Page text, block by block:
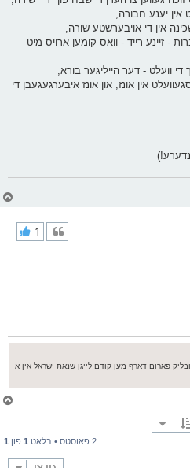
אין יענע חבורה,
אין די אויבערשטע שורה,
- זיינע רייד - וואס קומען ארויס מיט
די וועלט - דער הייליגער בורא,
אין אונז, און אונז איבערגעגעבן די
1
פארום דארף מען קודם לייגן שנאת ישראל אין א
2 פאוסטס • בלאט 1 פון 1